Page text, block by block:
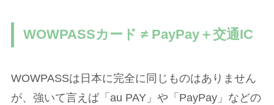
WOWPASSカード ≠ PayPay＋交通IC
WOWPASSは日本に完全に同じものはありません
が、強いて言えば「au PAY」や「PayPay」などの